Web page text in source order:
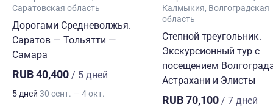
Саратовская область
Дорогами Средневолжья.
Саратов — Тольятти —
Самара
RUB 40,400 / 5 дней
5 дней 30 сент. — 4 окт.
Калмыкия Волгоградская
область
Степной треугольник.
Экскурсионный тур с
посещением
Астрахани и Элисты
RUB 70,100 / 7 дней